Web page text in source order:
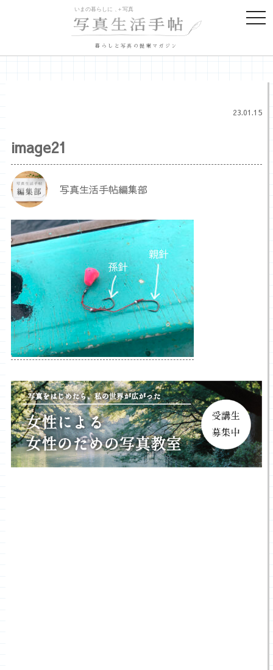
暮らしと写真の提案マガジン
23.01.15
image21
写真生活手帖編集部